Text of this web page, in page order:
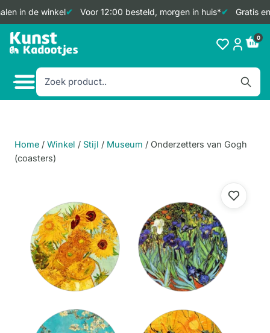
in de winkel Voor 12:00 besteld, morgen in huis* Gratis
Doorgaan
naar
0
Home / Winkel / Stijl / Museum / Onderzetters van Gogh
(coasters)